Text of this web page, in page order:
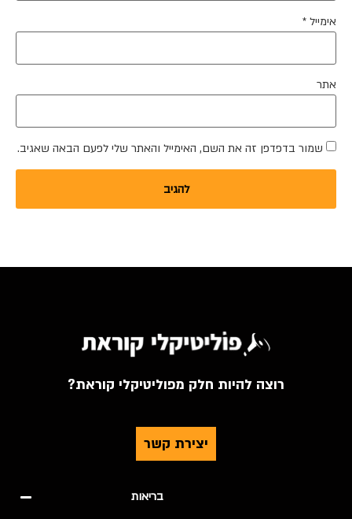
אימייל *
אתר
שמור בדפדפן זה את השם, האימייל והאתר שלי לפעם הבאה שאגיב.
רוצה להיות חלק מפוליטיקלי קוראת?
יצירת קשר
בריאות